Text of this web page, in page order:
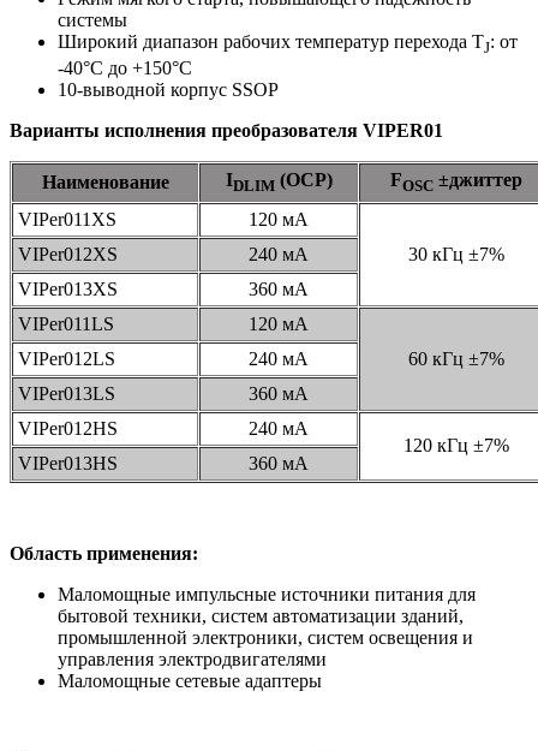
системы
Широкий диапазон рабочих температур перехода TJ: от
-40°C до +150°C
10-выводной корпус SSOP
Варианты исполнения преобразователя VIPER01
Наименование IDLIM(OCP) FOSC±джиттер
VIPer011XS
120 мА
30 кГц ±7%
VIPer012XS
240 мА
VIPer013XS
360 мА
VIPer011LS
120 мА
60 кГц ±7%
VIPer012LS
240 мА
VIPer013LS
360 мА
VIPer012HS
240 мА
120 кГц ±7%
VIPer013HS
360 мА
Область применения:
Маломощные импульсные источники питания для
бытовой техники, систем автоматизации зданий,
промышленной электроники, систем освещения и
управления электродвигателями
Маломощные сетевые адаптеры